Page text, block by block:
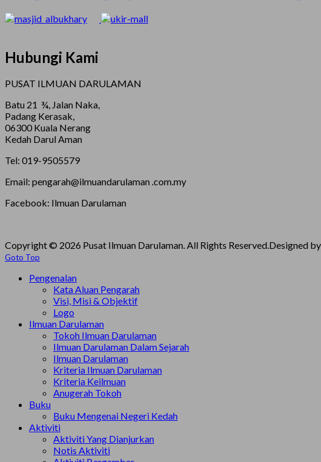
Hubungi Kami
PUSAT ILMUAN DARULAMAN
Batu 21 ¾, Jalan Naka,
Padang Kerasak,
06300 Kuala Nerang
Kedah Darul Aman
Tel: 019-9505579
Email: pengarah@ilmuandarulaman .com.my
Facebook: Ilmuan Darulaman
Copyright © 2026 Pusat Ilmuan Darulaman. All Rights Reserved.Designed by
Goto Top
Pengenalan
Kata Aluan Pengarah
Visi, Misi & Objektif
Logo
Ilmuan Darulaman
Tokoh Ilmuan Darulaman
Ilmuan Darulaman Dalam Sejarah
Ilmuan Darulaman
Kriteria Ilmuan Darulaman
Kriteria Keilmuan
Anugerah Tokoh
Buku
Buku Mengenai Negeri Kedah
Aktiviti
Aktiviti Yang Dianjurkan
Notis Aktiviti